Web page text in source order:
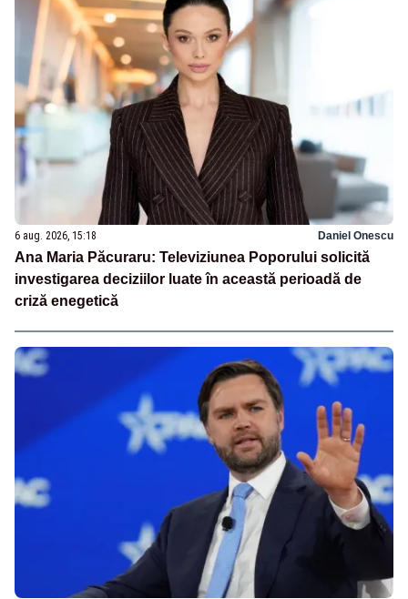
6 aug. 2026, 15:18 Daniel Onescu
Ana Maria Păcuraru: Televiziunea Poporului solicită
investigarea deciziilor luate în această perioadă de
criză enegetică